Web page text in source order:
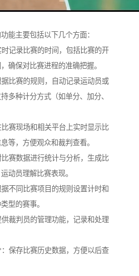
能主要包括以下几个方面：
记录比赛的时间，包括比赛的开
确保对比赛进程的准确把握。
比赛的规则，自动记录运动员或
多种计分方式（如单分、加分、
赛现场和相关平台上实时显示比
等，方便观众和裁判查看。
赛数据进行统计与分析，生成比
动员理解比赛表现。
不同比赛项目的规则设置计时和
型的赛事。
裁判员的管理功能，记录和处理
保存比赛历史数据，方便以后查